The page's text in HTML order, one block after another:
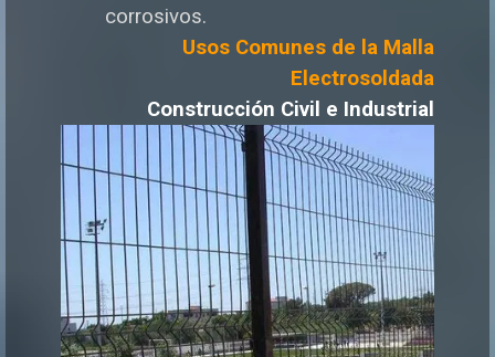
corrosivos.
Usos Comunes de la Malla
Electrosoldada
Construcción Civil e Industrial